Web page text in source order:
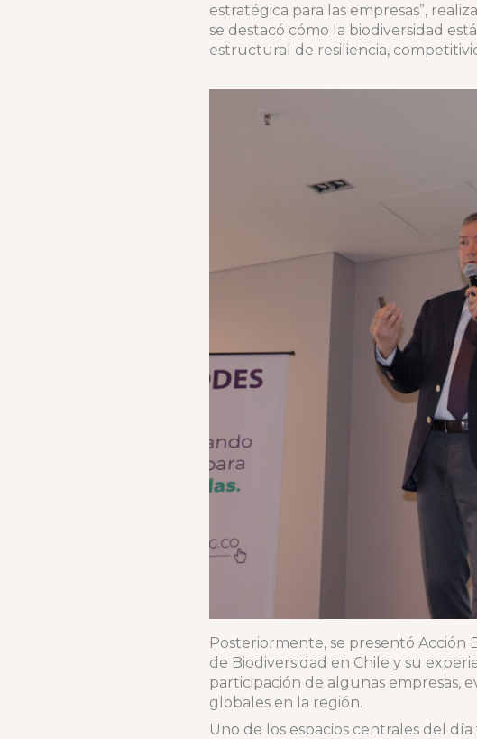
estratégica para las empresas”,
se destacó cómo la biodiversidad
estructural de resiliencia,
Posteriormente, se presentó Acción
de Biodiversidad en Chile y su
participación de algunas empresas,
globales en la región.
Uno de los espacios centrales del